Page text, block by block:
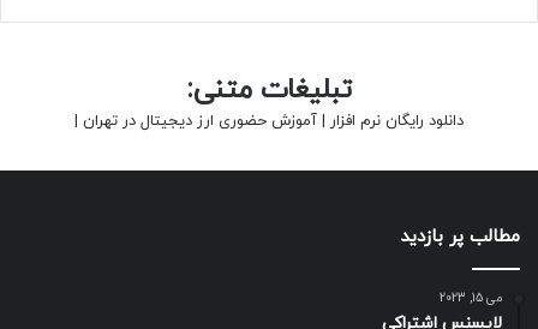
تبلیغات متنی:
دانلود رایگان نرم افزار | آموزش حضوری ارز دیجیتال در تهران |
مطالب پر بازدید
می 15, 2023
لایسنس اشتراکی